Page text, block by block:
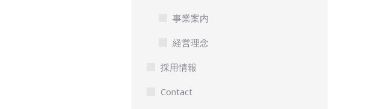
事業案内
経営理念
採用情報
Contact